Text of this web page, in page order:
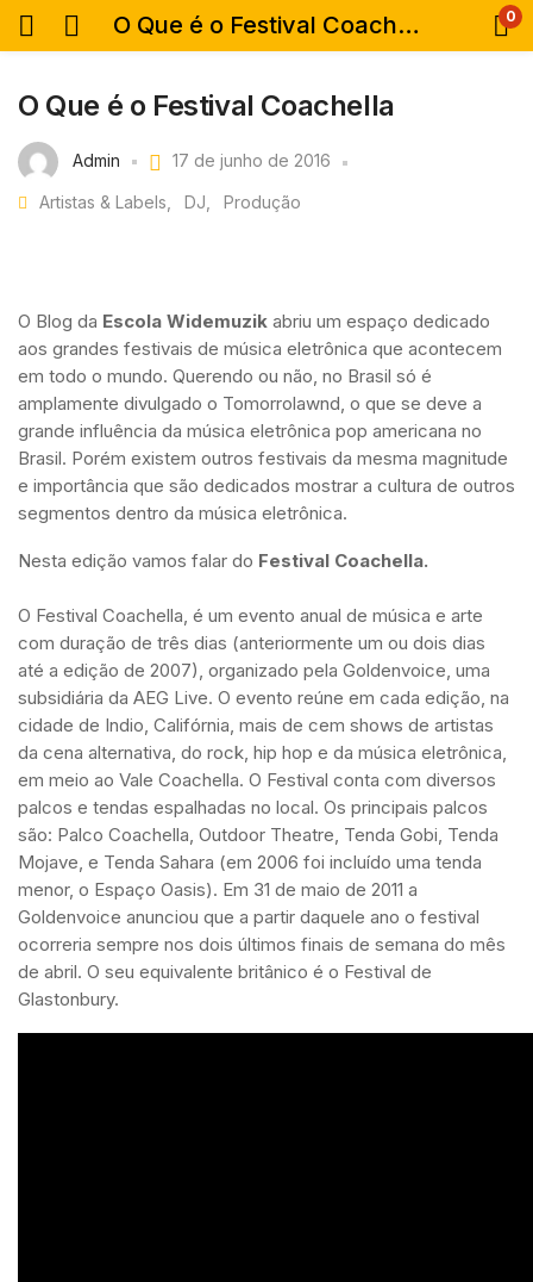
O Que é o Festival Coachella 0
O Que é o Festival Coachella
Admin 17 de junho de 2016
Artistas & Labels DJ Produção
O Blog da Escola Widemuzik abriu um espaço dedicado
aos grandes festivais de música eletrônica que acontecem
em todo o mundo. Querendo ou não, no Brasil só é
amplamente divulgado o Tomorrolawnd, o que se deve a
grande influência da música eletrônica pop americana no
Brasil. Porém existem outros festivais da mesma magnitude
e importância que são dedicados mostrar a cultura de outros
segmentos dentro da música eletrônica.
Nesta edição vamos falar do Festival Coachella.
O Festival Coachella, é um evento anual de música e arte
com duração de três dias (anteriormente um ou dois dias
até a edição de 2007), organizado pela Goldenvoice, uma
subsidiária da AEG Live. O evento reúne em cada edição, na
cidade de Indio, Califórnia, mais de cem shows de artistas
da cena alternativa, do rock, hip hop e da música eletrônica,
em meio ao Vale Coachella. O Festival conta com diversos
palcos e tendas espalhadas no local. Os principais palcos
são: Palco Coachella, Outdoor Theatre, Tenda Gobi, Tenda
Mojave, e Tenda Sahara (em 2006 foi incluído uma tenda
menor, o Espaço Oasis). Em 31 de maio de 2011 a
Goldenvoice anunciou que a partir daquele ano o festival
ocorreria sempre nos dois últimos finais de semana do mês
de abril. O seu equivalente britânico é o Festival de
Glastonbury.